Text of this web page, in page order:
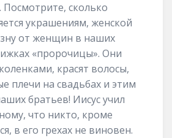
сколько
украшениям, женской
от женщин в наших
«пророчицы». Они
красят волосы,
плечи на свадьбах и этим
братьев! Иисус учил
что никто, кроме
в его грехах не виновен.